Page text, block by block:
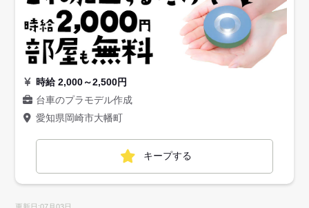
時給 2,000～2,500円
台車のプラモデル作成
愛知県岡崎市大幡町
キープする